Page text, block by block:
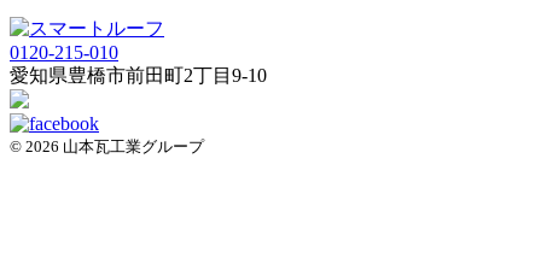
0120-215-010
愛知県豊橋市前田町2丁目9-10
© 2026 山本瓦工業グループ